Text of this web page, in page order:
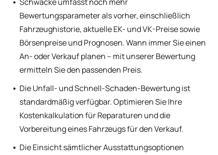
Bewertungsparameter als vorher, einschließlich
Fahrzeughistorie, aktuelle EK- und VK-Preise sowie
Börsenpreise und Prognosen. Wann immer Sie einen
An- oder Verkauf planen – mit unserer Bewertung
ermitteln Sie den passenden Preis.
Die Unfall- und Schnell-Schaden-Bewertung ist
standardmäßig verfügbar. Optimieren Sie Ihre
Kostenkalkulation für Reparaturen und die
Vorbereitung eines Fahrzeugs für den Verkauf.
Die Einsicht sämtlicher Ausstattungsoptionen